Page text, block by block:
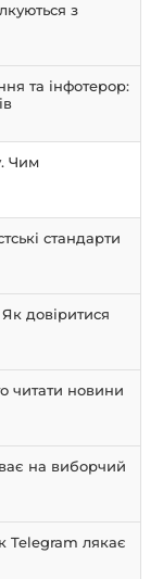
з
та інфотерор:
Чим
стандарти
довіритися
читати новини
на виборчий
Telegram лякає